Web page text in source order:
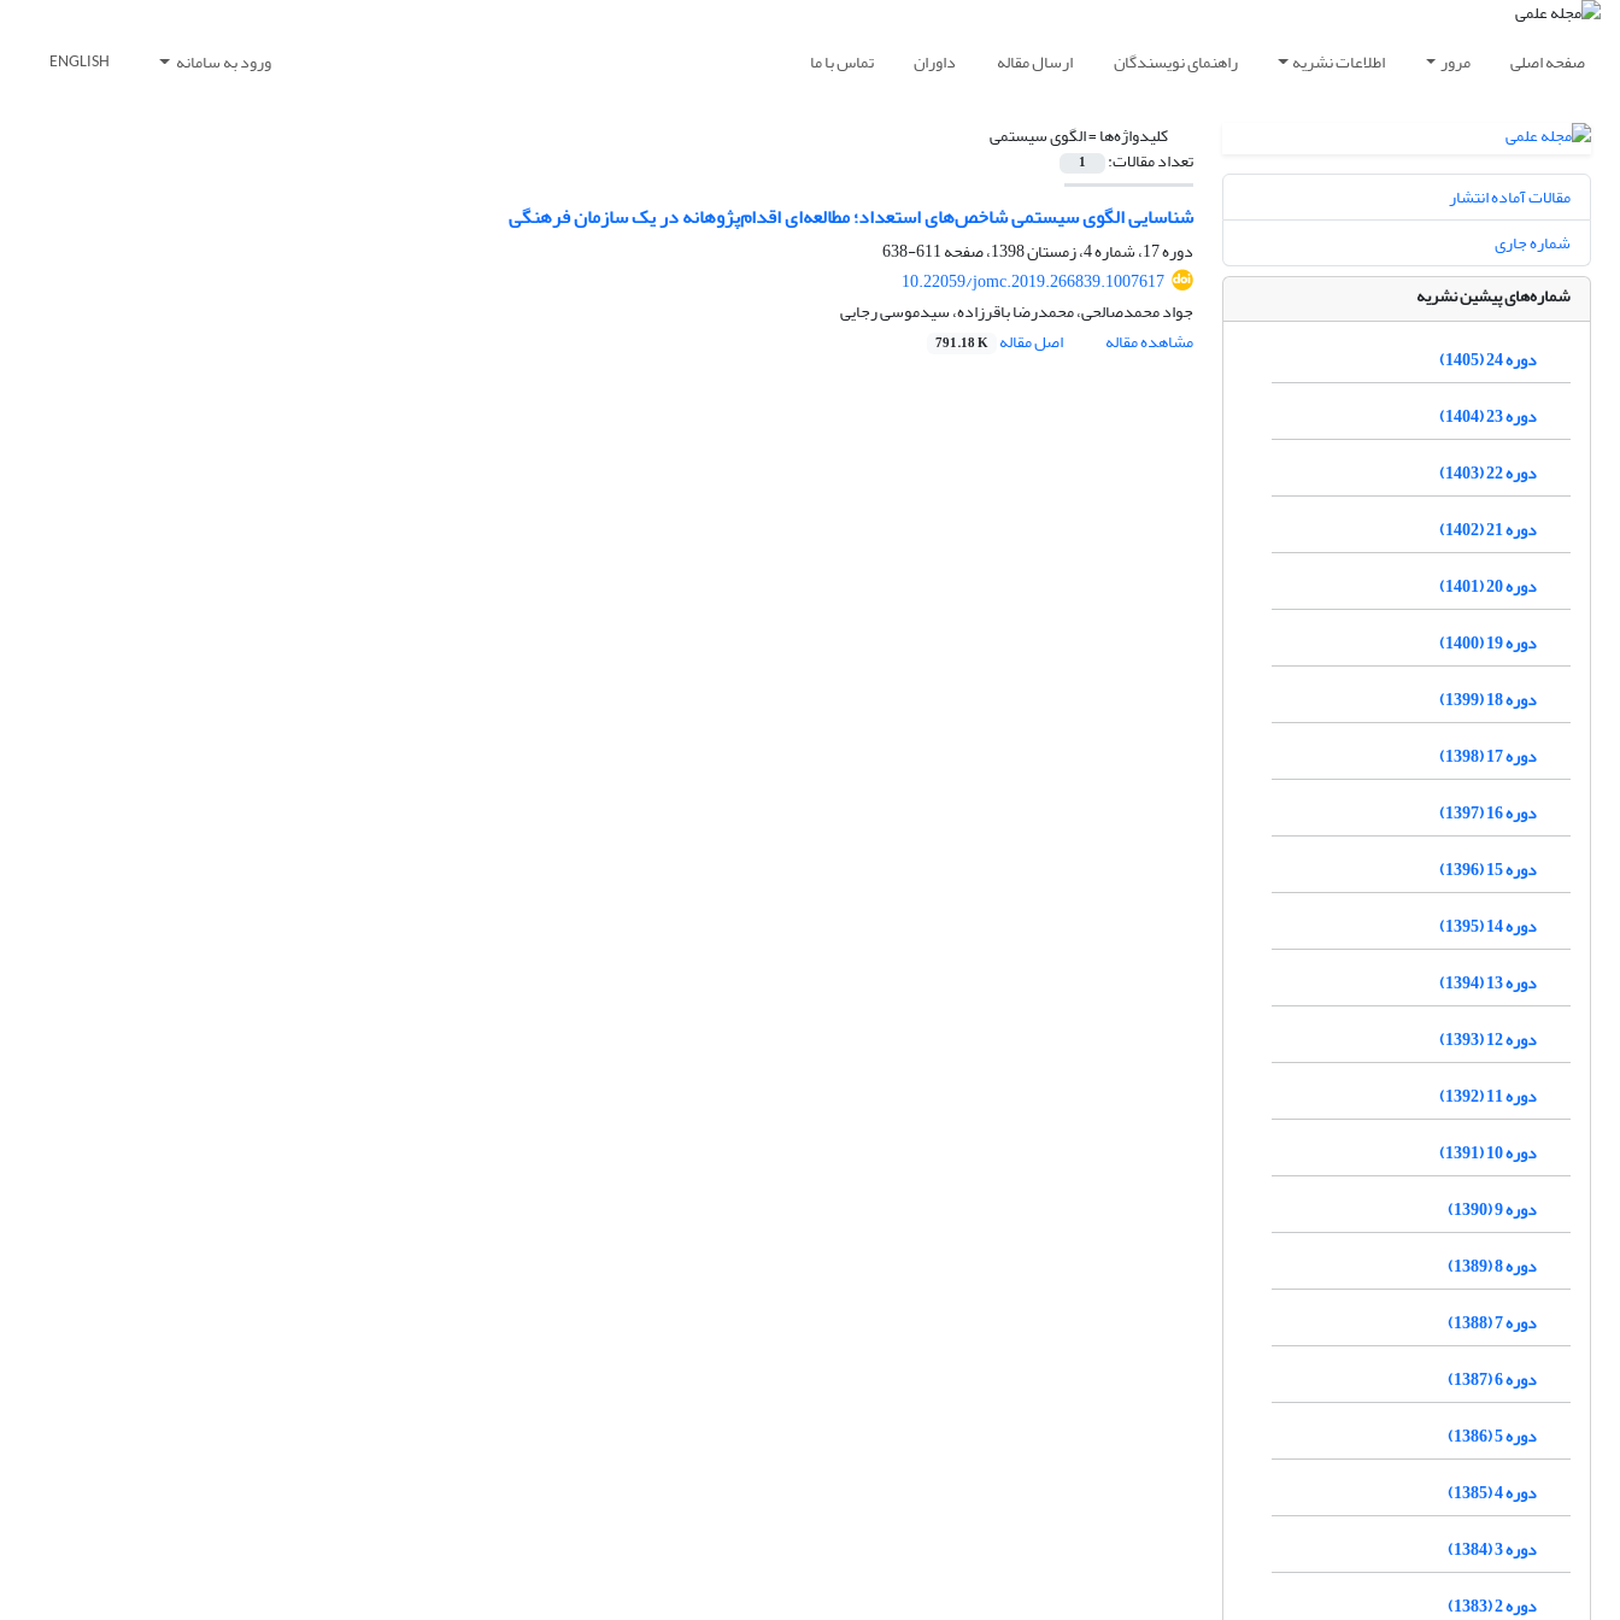
صفحه اصلی مرور اطلاعات نشریه راهنمای نویسندگان ارسال مقاله داوران تماس با ما ورود به سامانه ENGLISH
کلیدواژه‌ها =الگوی سیستمی
تعداد مقالات: 1
شناسایی الگوی سیستمی شاخص‌های استعداد؛ مطالعه‌ای اقدام‌پژوهانه در یک سازمان فرهنگی
دوره 17، شماره 4، زمستان 1398، صفحه
611-638
10.22059/jomc.2019.266839.1007617
جواد محمدصالحی، محمدرضا باقرزاده، سیدموسی رجایی
مشاهده مقاله
اصل مقاله 791.18 K
مقالات آماده انتشار
شماره جاری
شماره‌های پیشین نشریه
دوره 24 (1405)
دوره 23 (1404)
دوره 22 (1403)
دوره 21 (1402)
دوره 20 (1401)
دوره 19 (1400)
دوره 18 (1399)
دوره 17 (1398)
دوره 16 (1397)
دوره 15 (1396)
دوره 14 (1395)
دوره 13 (1394)
دوره 12 (1393)
دوره 11 (1392)
دوره 10 (1391)
دوره 9 (1390)
دوره 8 (1389)
دوره 7 (1388)
دوره 6 (1387)
دوره 5 (1386)
دوره 4 (1385)
دوره 3 (1384)
دوره 2 (1383)